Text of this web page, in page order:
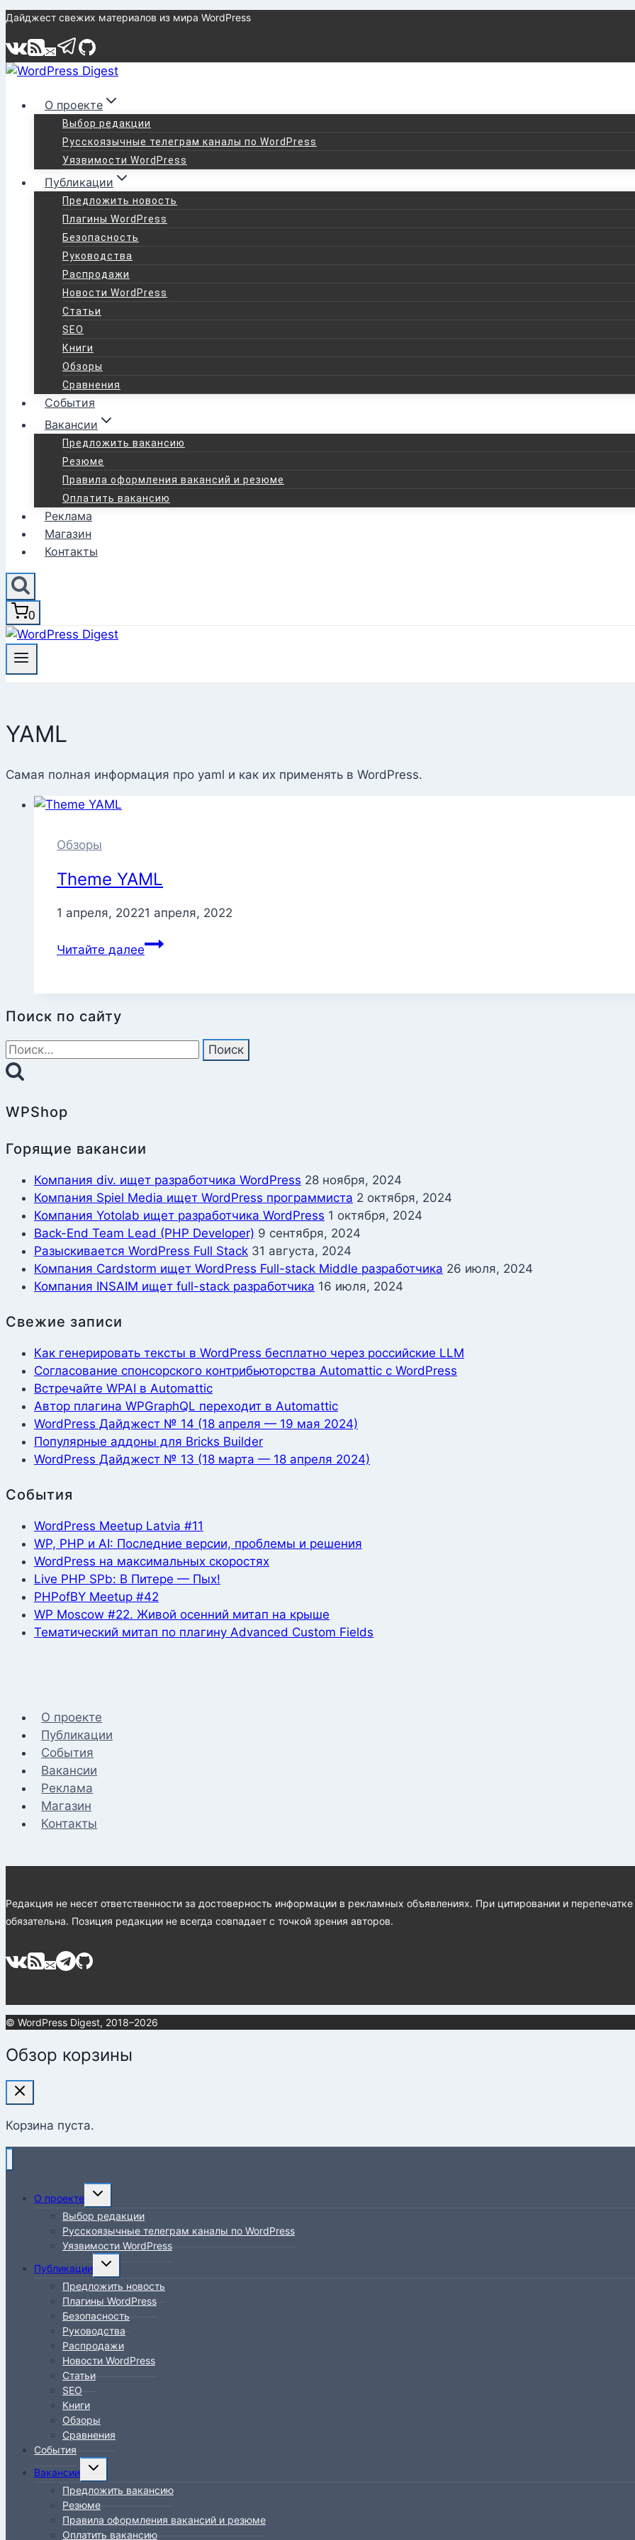
Перейти
содержимому
Дайджест свежих материалов из мира WordPress
О проекте
Выбор редакции
Русскоязычные телеграм каналы по WordPress
Уязвимости WordPress
Публикации
Предложить новость
Плагины WordPress
Безопасность
Руководства
Распродажи
Новости WordPress
Статьи
SEO
Книги
Обзоры
Сравнения
События
Вакансии
Предложить вакансию
Резюме
Правила оформления вакансий и резюме
Оплатить вакансию
Реклама
Магазин
Контакты
0
YAML
Самая полная информация про yaml и как их применять в WordPress.
Обзоры
Theme YAML
1 апреля, 20221 апреля, 2022
Читайте далее
Theme
YAML
Поиск по сайту
Найти:
WPShop
Горящие вакансии
Компания div. ищет разработчика WordPress 28 ноября, 2024
Компания Spiel Media ищет WordPress программиста 2 октября, 2024
Компания Yotolab ищет разработчика WordPress 1 октября, 2024
Back-End Team Lead (PHP Developer) 9 сентября, 2024
Разыскивается WordPress Full Stack 31 августа, 2024
Компания Cardstorm ищет WordPress Full-stack Middle разработчика 26 июля, 2024
Компания INSAIM ищет full-stack разработчика 16 июля, 2024
Свежие записи
Как генерировать тексты в WordPress бесплатно через российские LLM
Согласование спонсорского контрибьюторства Automattic с WordPress
Встречайте WPAI в Automattic
Автор плагина WPGraphQL переходит в Automattic
WordPress Дайджест № 14 (18 апреля — 19 мая 2024)
Популярные аддоны для Bricks Builder
WordPress Дайджест № 13 (18 марта — 18 апреля 2024)
События
WordPress Meetup Latvia #11
WP, PHP и AI: Последние версии, проблемы и решения
WordPress на максимальных скоростях
Live PHP SPb: В Питере — Пых!
PHPofBY Meetup #42
WP Moscow #22. Живой осенний митап на крыше
Тематический митап по плагину Advanced Custom Fields
О проекте
Публикации
События
Вакансии
Реклама
Магазин
Контакты
Редакция не несет ответственности за достоверность информации в рекламных объявлениях. При цитировании и
обязательна. Позиция редакции не всегда совпадает с точкой зрения авторов.
© WordPress Digest, 2018–2026
Обзор корзины
Корзина пуста.
О проекте
Переключить
дочернее
меню
Выбор редакции
Русскоязычные телеграм каналы по WordPress
Уязвимости WordPress
Публикации
Переключить
дочернее
меню
Предложить новость
Плагины WordPress
Безопасность
Руководства
Распродажи
Новости WordPress
Статьи
SEO
Книги
Обзоры
Сравнения
События
Вакансии
Переключить
дочернее
меню
Предложить вакансию
Резюме
Правила оформления вакансий и резюме
Оплатить вакансию